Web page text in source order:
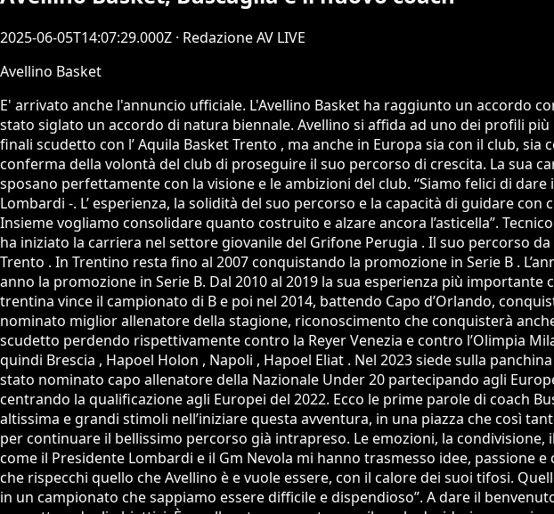
2025-06-05T14:07:29.000Z · Redazione AV LIVE
Avellino Basket
E' arrivato anche l'annuncio ufficiale. L'Avellino Basket ha raggiunto un accordo
stato siglato un accordo di natura biennale. Avellino si affida ad uno dei profili
finali scudetto con l’ Aquila Basket Trento , ma anche in Europa sia con il club,
conferma della volontà del club di proseguire il suo percorso di crescita. La sua
sposano perfettamente con la visione e le ambizioni del club. “Siamo felici di
Lombardi -. L’ esperienza, la solidità del suo percorso e la capacità di guidare
Insieme vogliamo consolidare quanto costruito e alzare ancora l’asticella”.
ha iniziato la carriera nel settore giovanile del Grifone Perugia . Il suo percorso
Trento . In Trentino resta fino al 2007 conquistando la promozione in Serie B .
anno la promozione in Serie B. Dal 2010 al 2019 la sua esperienza più
trentina vince il campionato di B e poi nel 2014, battendo Capo d’Orlando,
nominato miglior allenatore della stagione, riconoscimento che conquisterà
scudetto perdendo rispettivamente contro la Reyer Venezia e contro l’Olimpia
quindi Brescia , Hapoel Holon , Napoli , Hapoel Eliat . Nel 2023 siede sulla
stato nominato capo allenatore della Nazionale Under 20 partecipando agli
centrando la qualificazione agli Europei del 2022. Ecco le prime parole di coach
altissima e grandi stimoli nell’iniziare questa avventura, in una piazza che così
per continuare il bellissimo percorso già intrapreso. Le emozioni, la
come il Presidente Lombardi e il Gm Nevola mi hanno trasmesso idee,
che rispecchi quello che Avellino è e vuole essere, con il calore dei suoi tifosi.
in un campionato che sappiamo essere difficile e dispendioso”. A dare il